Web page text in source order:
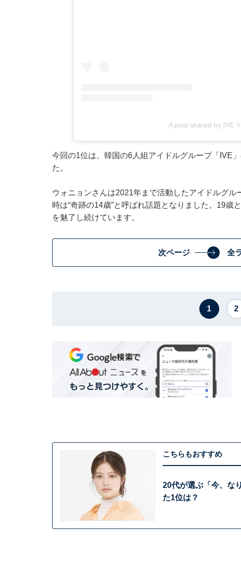
A post shared by IVE
今回の1位は、韓国の6人組アイドルグループ「IVE
た。
ウォニョンさんは2021年まで活動したアイドルグ
時は“奇跡の14歳”と呼ばれ話題となりました。19
を魅了し続けています。
次ページ 全
1 2
こちらもおすすめ
20代が選ぶ「今、な
た1位は？